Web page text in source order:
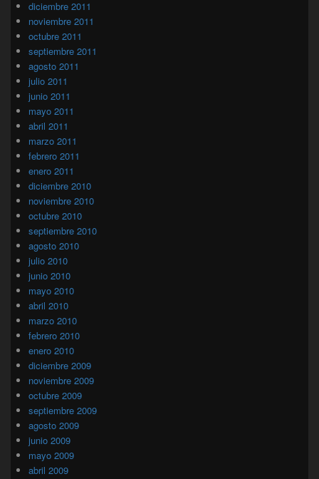
diciembre 2011
noviembre 2011
octubre 2011
septiembre 2011
agosto 2011
julio 2011
junio 2011
mayo 2011
abril 2011
marzo 2011
febrero 2011
enero 2011
diciembre 2010
noviembre 2010
octubre 2010
septiembre 2010
agosto 2010
julio 2010
junio 2010
mayo 2010
abril 2010
marzo 2010
febrero 2010
enero 2010
diciembre 2009
noviembre 2009
octubre 2009
septiembre 2009
agosto 2009
junio 2009
mayo 2009
abril 2009